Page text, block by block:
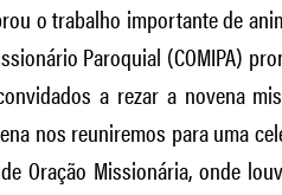
o trabalho importante de
Paroquial (COMIPA)
a rezar a novena
nos reuniremos para uma
Oração Missionária, onde